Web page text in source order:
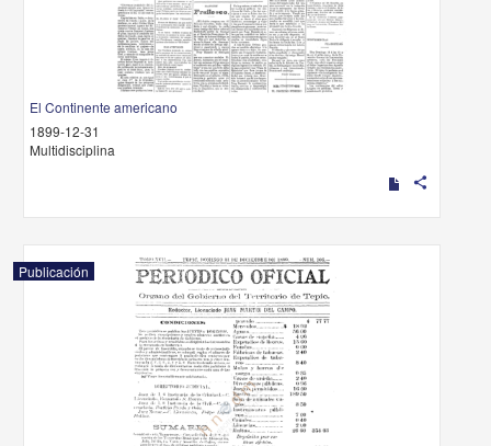
El Continente americano
1899-12-31
Multidisciplina
share
Publicación